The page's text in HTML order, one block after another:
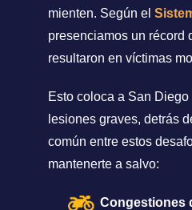
mienten. Según el
presenciamos un récord
resultaron en víctimas
Esto coloca a San
lesiones graves, detrás
común entre estos
mantenerte a salvo:
Congestiones